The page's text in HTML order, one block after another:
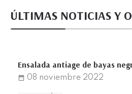
ÚLTIMAS NOTICIAS Y
Ensalada antiage de bayas
date_range 08 noviembre 2022